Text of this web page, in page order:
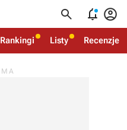
  
Rankingi Listy Recenzje